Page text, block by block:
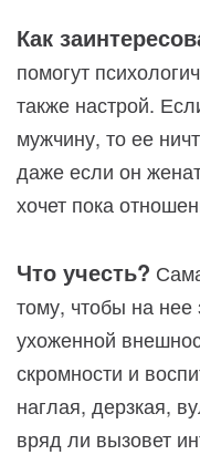
Как
помогут
также настрой.
мужчину, то ее
даже если он
хочет пока
Что учесть?
тому, чтобы на
ухоженной
скромности и
наглая, дерзкая,
вряд ли вызовет